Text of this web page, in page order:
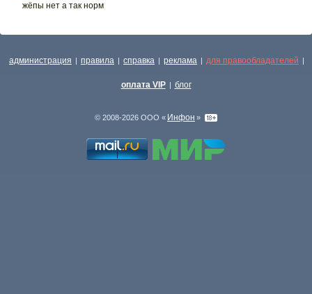
жёпы нет а так норм
администрация | правила | справка | реклама | для правообладателей |
оплата VIP | блог
© 2008-2026 ООО « Инфон »